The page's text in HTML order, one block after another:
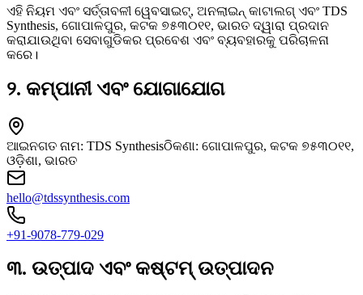
ଏହି ନିୟମ ଏବଂ ସର୍ତ୍ତାବଳୀ ୱେବସାଇଟ୍, ଅନଲାଇନ୍ କାଟାଲଗ୍ ଏବଂ TDS
Synthesis, ଗୋପାଳପୁର, କଟକ ୭୫୩୦୧୧, ଭାରତ ଦ୍ୱାରା ପ୍ରଦାନ
କରାଯାଉଥିବା ସେବାଗୁଡିକର ପ୍ରବେଶ ଏବଂ ବ୍ୟବହାରକୁ ପରିଚାଳନା
କରେ।
୨. କମ୍ପାନୀ ଏବଂ ଯୋଗାଯୋଗ
ଆଇନଗତ ନାମ: TDS Synthesisଠିକଣା: ଗୋପାଳପୁର, କଟକ ୭୫୩୦୧୧,
ଓଡ଼ିଶା, ଭାରତ
hello@tdssynthesis.com
+91-9078-779-029
୩. ଉତ୍ପାଦ ଏବଂ କଷ୍ଟମ୍ ଉତ୍ପାଦନ